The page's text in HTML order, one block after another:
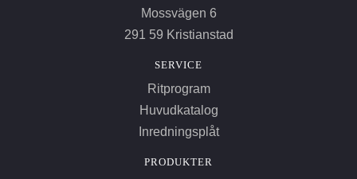
Mossvägen 6
291 59 Kristianstad
SERVICE
Ritprogram
Huvudkatalog
Inredningsplåt
PRODUKTER